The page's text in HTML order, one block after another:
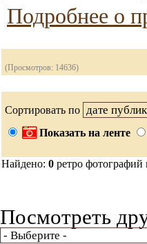
Подробнее о
(Просмотров: 14636)
Сортировать по
Показать на ленте
Найдено: 0 ретро
Посмотреть